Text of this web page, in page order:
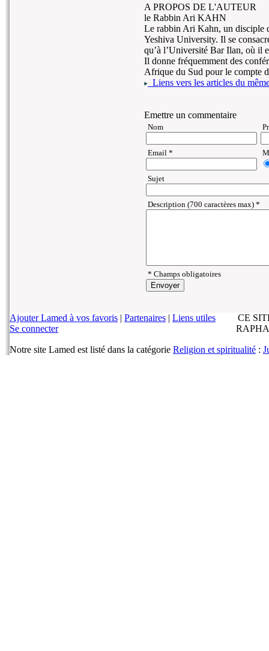
A PROPOS DE L'AUTEUR
le Rabbin Ari KAHN
Le rabbin Ari Kahn, un disciple
Yeshiva University. Il se
qu’à l’Université Bar Ilan, où il
Il donne fréquemment des
Afrique du Sud pour le compte
Liens vers les articles du
Emettre un commentaire
Nom
Email *
Sujet
Description (700 caractères max) *
* Champs obligatoires
Ajouter Lamed à vos favoris | Partenaires | Liens utiles
Se connecter
CE
Notre site Lamed est listé dans la catégorie Religion et spiritualité :